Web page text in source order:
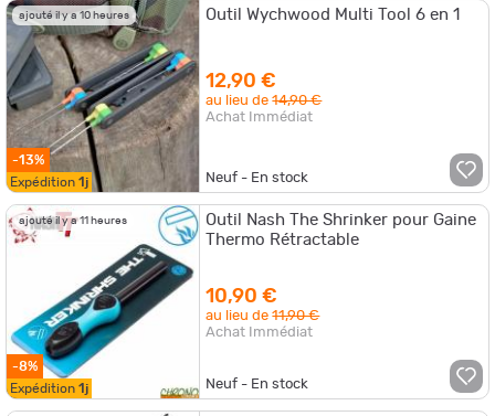
ajouté il y a 10 heures
-13%
Expédition 1j
Outil Wychwood Multi Tool 6 en 1
12,90 €
au lieu de14,90 €
Achat Immédiat
Neuf - En stock
ajouté il y a 11 heures
-8%
Expédition 1j
Outil Nash The Shrinker pour Gaine
Thermo Rétractable
10,90 €
au lieu de11,90 €
Achat Immédiat
Neuf - En stock